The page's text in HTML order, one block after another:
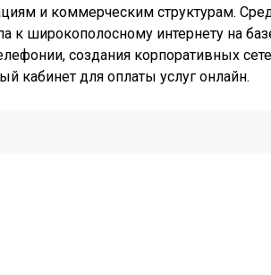
и коммерческим структурам.
к широкополосному интернету на
создания корпоративных
кабинет для оплаты услуг онлайн.